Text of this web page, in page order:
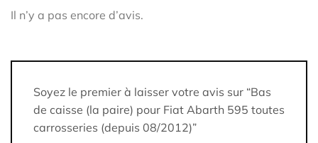
Il n’y a pas encore d’avis.
Soyez le premier à laisser votre avis sur “Bas
de caisse (la paire) pour Fiat Abarth 595 toutes
carrosseries (depuis 08/2012)”